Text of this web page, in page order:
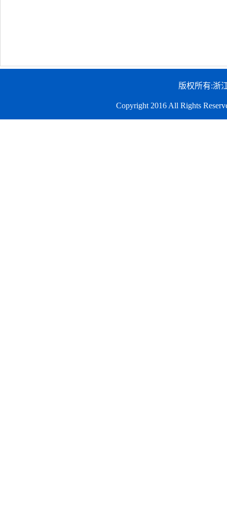
版权所有:浙
Copyright 2016 All Rights